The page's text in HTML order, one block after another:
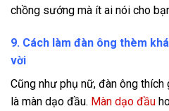
chồng sướng mà ít ai nói cho
9. Cách làm đàn ông thèm
vời
Cũng như phụ nữ, đàn ông
là màn dạo đầu. Màn dạo đầu